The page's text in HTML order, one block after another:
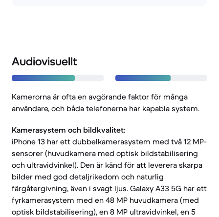
Audiovisuellt
Kamerorna är ofta en avgörande faktor för många
användare, och båda telefonerna har kapabla system.
Kamerasystem och bildkvalitet:
iPhone 13 har ett dubbelkamerasystem med två 12 MP-
sensorer (huvudkamera med optisk bildstabilisering
och ultravidvinkel). Den är känd för att leverera skarpa
bilder med god detaljrikedom och naturlig
färgåtergivning, även i svagt ljus. Galaxy A33 5G har ett
fyrkamerasystem med en 48 MP huvudkamera (med
optisk bildstabilisering), en 8 MP ultravidvinkel, en 5